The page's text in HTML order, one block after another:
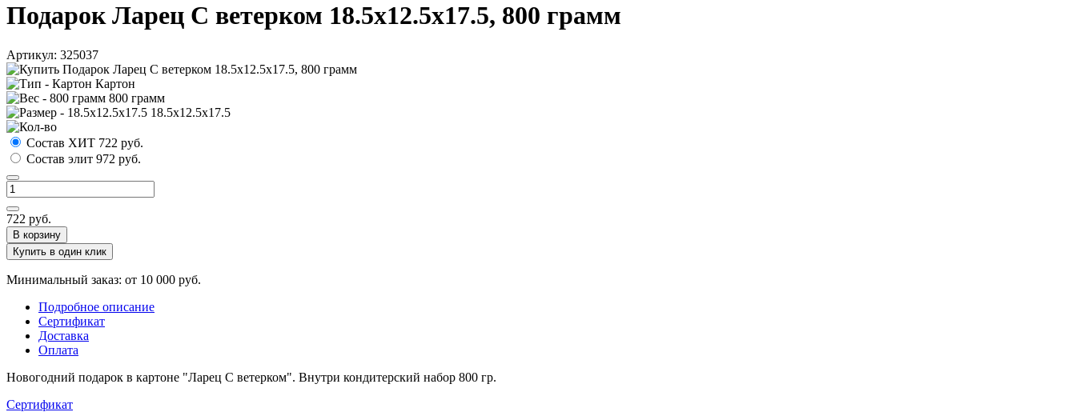
Подарок Ларец С ветерком 18.5x12.5x17.5, 800 грамм
Артикул: 325037
Картон
800 грамм
18.5x12.5x17.5
Состав ХИТ 722 руб.
Состав элит 972 руб.
722 руб.
В корзину
Купить в один клик
Минимальный заказ: от 10 000 руб.
Подробное описание
Сертификат
Доставка
Оплата
Новогодний подарок в картоне "Ларец С ветерком". Внутри кондитерский набор 800 гр.
Сертификат